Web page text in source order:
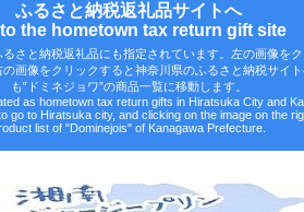
ふるさと納税返礼品サイトへ
the hometown tax return gift site
さと納税返礼品にも指定されています。左の画像を
画像をクリックすると神奈川県のふるさと納税サイ
も‟ドミネジョワ”の商品一覧に移動します。
as hometown tax return gifts in Hiratsuka City and
go to Hiratsuka city, and clicking on the image on the
list of "Dominejois" of Kanagawa Prefecture.